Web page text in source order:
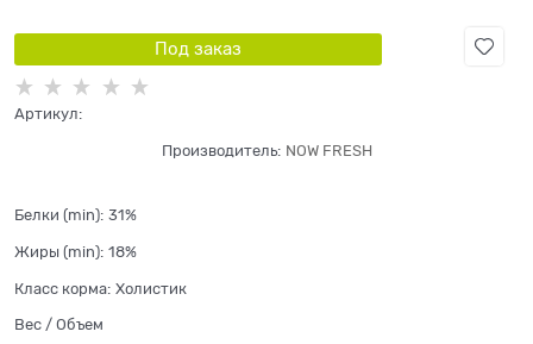
Под заказ
Артикул:
Производитель: NOW FRESH
Белки (min): 31%
Жиры (min): 18%
Класс корма: Холистик
Вес / Объем